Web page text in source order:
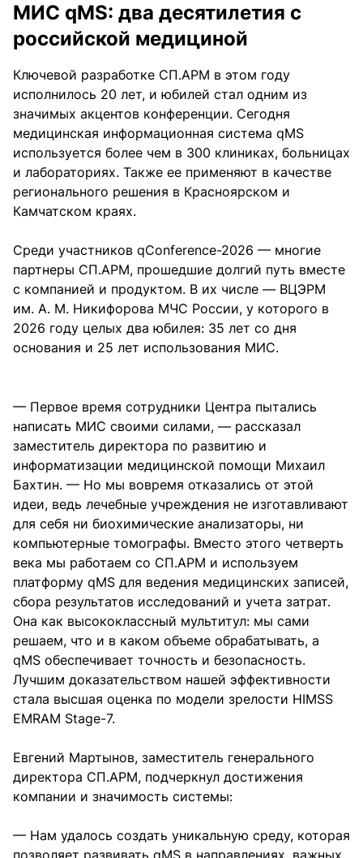
МИС qMS: два десятилетия с
российской медициной
Ключевой разработке СП.АРМ в этом году
исполнилось 20 лет, и юбилей стал одним из
значимых акцентов конференции. Сегодня
медицинская информационная система qMS
используется более чем в 300 клиниках, больницах
и лабораториях. Также ее применяют в качестве
регионального решения в Красноярском и
Камчатском краях.
Среди участников qConference-2026 — многие
партнеры СП.АРМ, прошедшие долгий путь вместе
с компанией и продуктом. В их числе — ВЦЭРМ
им. А. М. Никифорова МЧС России, у которого в
2026 году целых два юбилея: 35 лет со дня
основания и 25 лет использования МИС.
— Первое время сотрудники Центра пытались
написать МИС своими силами, — рассказал
заместитель директора по развитию и
информатизации медицинской помощи Михаил
Бахтин. — Но мы вовремя отказались от этой
идеи, ведь лечебные учреждения не изготавливают
для себя ни биохимические анализаторы, ни
компьютерные томографы. Вместо этого четверть
века мы работаем со СП.АРМ и используем
платформу qMS для ведения медицинских записей,
сбора результатов исследований и учета затрат.
Она как высококлассный мультитул: мы сами
решаем, что и в каком объеме обрабатывать, а
qMS обеспечивает точность и безопасность.
Лучшим доказательством нашей эффективности
стала высшая оценка по модели зрелости HIMSS
EMRAM Stage-7.
Евгений Мартынов, заместитель генерального
директора СП.АРМ, подчеркнул достижения
компании и значимость системы:
— Нам удалось создать уникальную среду, которая